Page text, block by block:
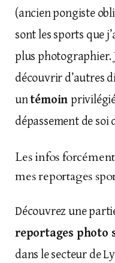
(ancien pongiste
sont les sports que
plus photographier.
découvrir d’autres
untémoin
dépassement de soi
Les infos
mes reportages
Découvrez une
reportages photo
dans le secteur de